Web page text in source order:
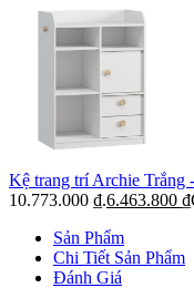
Kệ trang trí Archie Trắng
10.773.000 ₫.6.463.800 ₫
Sản Phẩm
Chi Tiết Sản Phẩm
Đánh Giá